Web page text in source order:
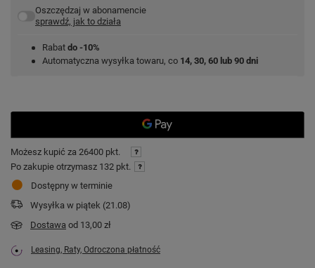
Oszczędzaj w abonamencie
sprawdź, jak to działa
Rabat do -10%
Automatyczna wysyłka towaru, co 14, 30, 60 lub 90 dni
Możesz kupić za 26400 pkt.
Po zakupie otrzymasz 132 pkt.
Dostępny w terminie
Wysyłka w piątek (21.08)
Dostawa od 13,00 zł
Leasing, Raty, Odroczona płatność